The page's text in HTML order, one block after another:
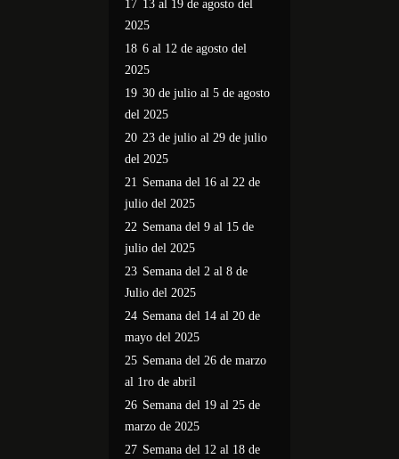
17 13 al 19 de agosto del
2025
18 6 al 12 de agosto del
2025
19 30 de julio al 5 de agosto
del 2025
20 23 de julio al 29 de julio
del 2025
21 Semana del 16 al 22 de
julio del 2025
22 Semana del 9 al 15 de
julio del 2025
23 Semana del 2 al 8 de
Julio del 2025
24 Semana del 14 al 20 de
mayo del 2025
25 Semana del 26 de marzo
al 1ro de abril
26 Semana del 19 al 25 de
marzo de 2025
27 Semana del 12 al 18 de